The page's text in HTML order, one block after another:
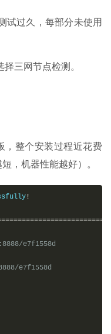
试过久，每部分未使用
三网节点检测。
，整个安装过程近花费
，机器性能越好）。
!
e7f1558d
e7f1558d